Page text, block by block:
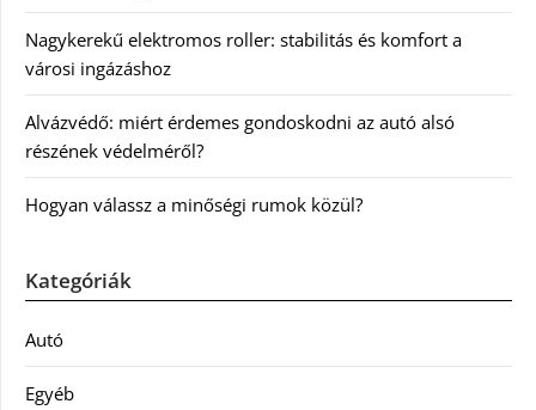
Nagykerekű elektromos roller: stabilitás és komfort a
városi ingázáshoz
Alvázvédő: miért érdemes gondoskodni az autó alsó
részének védelméről?
Hogyan válassz a minőségi rumok közül?
Kategóriák
Autó
Egyéb